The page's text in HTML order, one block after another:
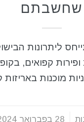
שחשבתם
ליתרונות
קפואים,
מוכנות באריזות
28 בפברואר 2024